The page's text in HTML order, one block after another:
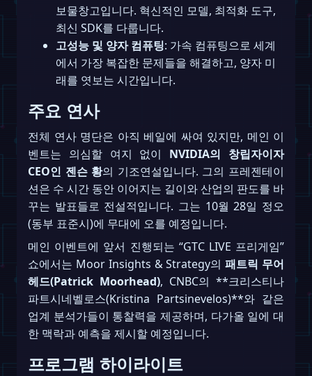
보물창고입니다. 혁신적인 모델, 최적화 도구,
최신 SDK를 다룹니다.
고성능 및 양자 컴퓨팅: 가속 컴퓨팅으로 세계
에서 가장 복잡한 문제들을 해결하고, 양자 미
래를 엿보는 시간입니다.
주요 연사
전체 연사 명단은 아직 베일에 싸여 있지만, 메인 이
벤트는 의심할 여지 없이 NVIDIA의 창립자이자
CEO인 젠슨 황의 기조연설입니다. 그의 프레젠테이
션은 수 시간 동안 이어지는 길이와 산업의 판도를 바
꾸는 발표들로 전설적입니다. 그는 10월 28일 정오
(동부 표준시)에 무대에 오를 예정입니다.
메인 이벤트에 앞서 진행되는 “GTC LIVE 프리게임”
쇼에서는 Moor Insights & Strategy의패트릭 무어
헤드(Patrick Moorhead), CNBC의 **크리스티나
파트시네벨로스(Kristina Partsinevelos)**와 같은
업계 분석가들이 통찰력을 제공하며, 다가올 일에 대
한 맥락과 예측을 제시할 예정입니다.
프로그램 하이라이트